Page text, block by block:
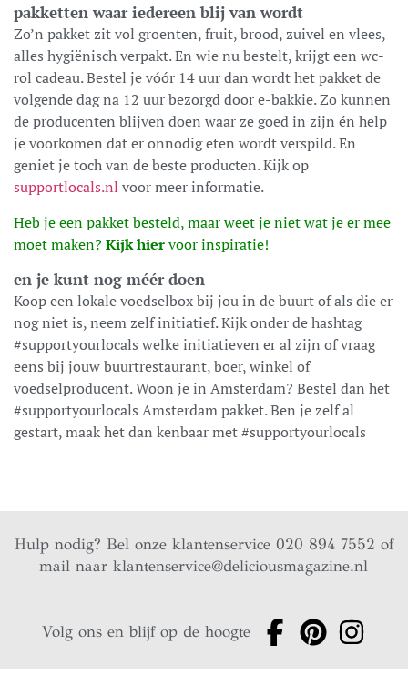
pakketten waar iedereen blij van wordt
Zo’n pakket zit vol groenten, fruit, brood, zuivel en vlees,
alles hygiënisch verpakt. En wie nu bestelt, krijgt een wc-
rol cadeau. Bestel je vóór 14 uur dan wordt het pakket de
volgende dag na 12 uur bezorgd door e-bakkie. Zo kunnen
de producenten blijven doen waar ze goed in zijn én help
je voorkomen dat er onnodig eten wordt verspild. En
geniet je toch van de beste producten. Kijk op
supportlocals.nl voor meer informatie.
Heb je een pakket besteld, maar weet je niet wat je er mee
moet maken? Kijk hiervoor inspiratie!
en je kunt nog méér doen
Koop een lokale voedselbox bij jou in de buurt of als die er
nog niet is, neem zelf initiatief. Kijk onder de hashtag
#supportyourlocals welke initiatieven er al zijn of vraag
eens bij jouw buurtrestaurant, boer, winkel of
voedselproducent. Woon je in Amsterdam? Bestel dan het
#supportyourlocals Amsterdam pakket. Ben je zelf al
gestart, maak het dan kenbaar met #supportyourlocals
Hulp nodig? Bel onze klantenservice 020 894 7552 of
mail naarklantenservice@deliciousmagazine.nl
Volg ons en blijf op de hoogte